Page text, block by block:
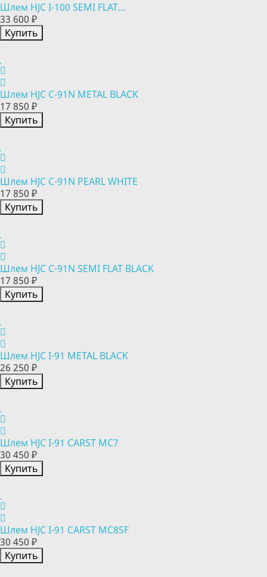
Шлем HJC I-100 SEMI FLAT...
33 600 ₽
Купить
Шлем HJC C-91N METAL BLACK
17 850 ₽
Купить
Шлем HJC C-91N PEARL WHITE
17 850 ₽
Купить
Шлем HJC C-91N SEMI FLAT BLACK
17 850 ₽
Купить
Шлем HJC I-91 METAL BLACK
26 250 ₽
Купить
Шлем HJC I-91 CARST MC7
30 450 ₽
Купить
Шлем HJC I-91 CARST MC8SF
30 450 ₽
Купить